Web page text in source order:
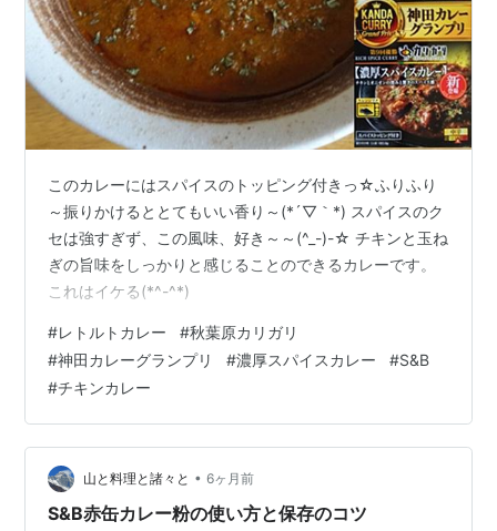
このカレーにはスパイスのトッピング付きっ☆ふりふり
～振りかけるととてもいい香り～(*´▽｀*) スパイスのク
セは強すぎず、この風味、好き～～(^_-)-☆ チキンと玉ね
ぎの旨味をしっかりと感じることのできるカレーです。
これはイケる(*^-^*)
#レトルトカレー #秋葉原カリガリ
#神田カレーグランプリ #濃厚スパイスカレー #S&B
#チキンカレー
山と料理と諸々と • 6ヶ月前
S&B赤缶カレー粉の使い方と保存のコツ